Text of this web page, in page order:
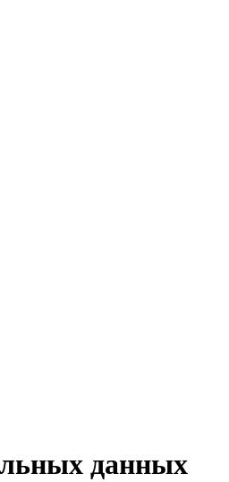
данных